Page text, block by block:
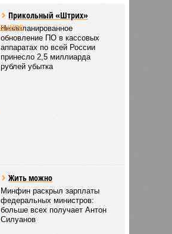
Прикольный «Штрих»
Незапланированное
обновление ПО в кассовых
аппаратах по всей России
принесло 2,5 миллиарда
рублей убытка
Жить можно
Минфин раскрыл зарплаты
федеральных министров:
больше всех получает Антон
Силуанов